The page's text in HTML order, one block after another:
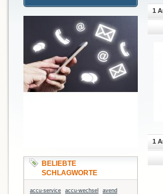
1
1
BELIEBTE
SCHLAGWORTE
accu-service accu-wechsel
avend